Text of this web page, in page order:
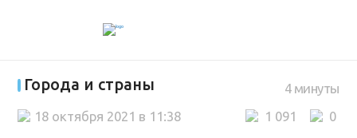
Города и страны
4 минуты
0
1 091
18 октября 2021 в 11:38